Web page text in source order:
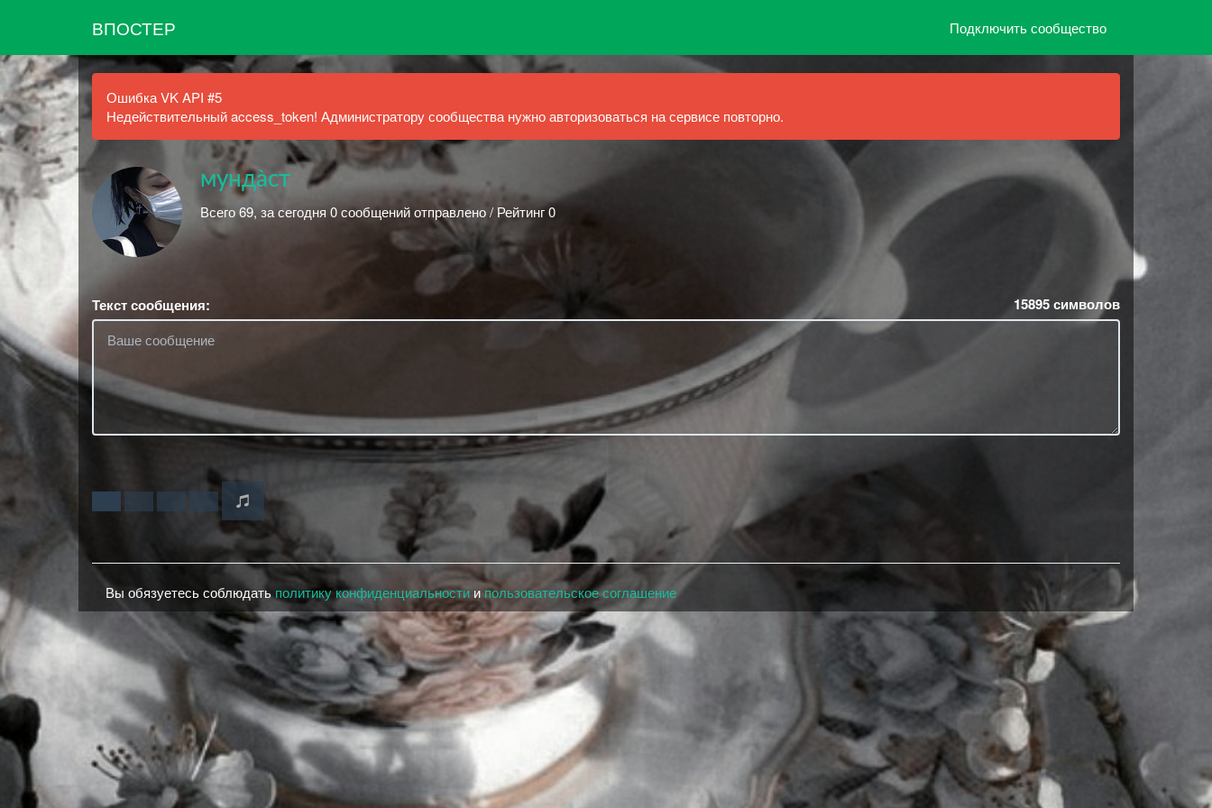
ВПОСТЕР Подключить сообщество
Ошибка VK API #5
Недействительный access_token! Администратору сообщества нужно авторизоваться на сервисе повторно.
мундàст
Всего 69, за сегодня 0 сообщений отправлено / Рейтинг 0
Текст сообщения: 15895символов
Вы обязуетесь соблюдать политику конфиденциальностии пользовательское соглашение